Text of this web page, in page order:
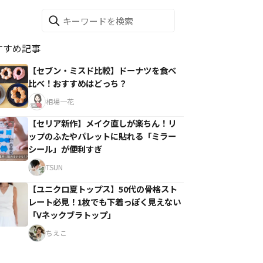
すめ記事
【セブン・ミスド比較】ドーナツを食べ
比べ！おすすめはどっち？
相場一花
【セリア新作】メイク直しが楽ちん！リ
ップのふたやパレットに貼れる「ミラー
シール」が便利すぎ
TSUN
【ユニクロ夏トップス】50代の骨格スト
レート必見！1枚でも下着っぽく見えない
「Vネックブラトップ」
ちえこ